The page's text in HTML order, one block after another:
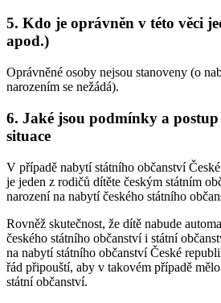
5. Kdo je oprávněn v této věci
apod.)
Oprávněné osoby nejsou stanoveny (o
narozením se nežádá).
6. Jaké jsou podmínky a
situace
V případě nabytí státního občanství
je jeden z rodičů dítěte českým státním
narození na nabytí českého státního
Rovněž skutečnost, že dítě nabude
českého státního občanství i státní
na nabytí státního občanství České
řád připouští, aby v takovém případě
státní občanství.